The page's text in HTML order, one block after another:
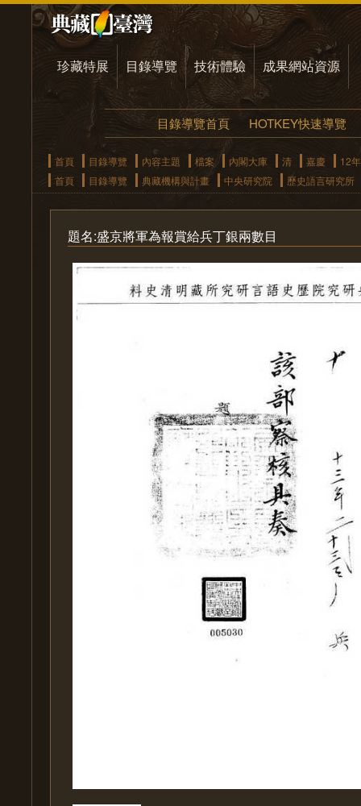
珍藏特展 目錄導覽 技術體驗 成果網站資源
目錄導覽首頁 HOTKEY快速導覽
首頁 目錄導覽 內容主題 檔案 內閣大庫 清 嘉慶
12年
首頁
目錄導覽 典藏機構與計畫 中央研究院 歷史語言研究所
題名:盛京將軍為報賞給兵丁銀兩數目